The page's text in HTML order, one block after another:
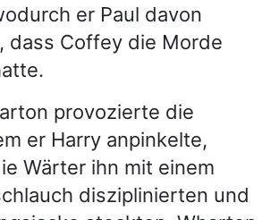
er Paul davon
dass Coffey die Morde
provozierte die
er Harry anpinkelte,
Wärter ihn mit einem
disziplinierten und